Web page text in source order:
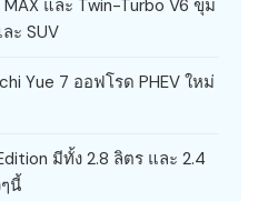
และ Twin-Turbo V6 ขุม
ะ SUV
Yue 7 ออฟโรด PHEV ใหม่
มีทั้ง 2.8 ลิตร และ 2.4
นี้